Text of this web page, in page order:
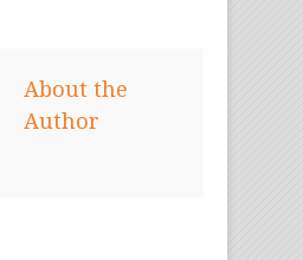
About the
Author